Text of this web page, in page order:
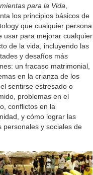
para la Vida
los principios básicos de
que cualquier persona
usar para mejorar cualquier
de la vida, incluyendo las
y desafíos más
un fracaso matrimonial,
en la crianza de los
sentirse estresado o
problemas en el
conflictos en la
y cómo lograr las
personales y sociales de